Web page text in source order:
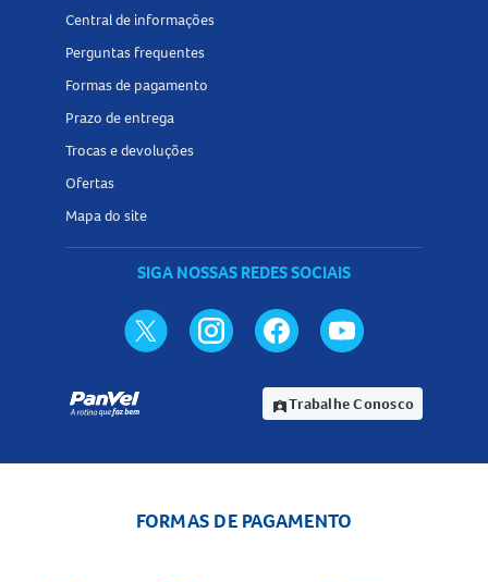
Central de informações
Perguntas frequentes
Formas de pagamento
Prazo de entrega
Trocas e devoluções
Ofertas
Mapa do site
SIGA NOSSAS REDES SOCIAIS
assignment_indTrabalhe Conosco
FORMAS DE PAGAMENTO